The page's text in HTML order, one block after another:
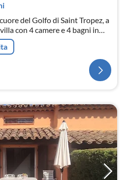
del Golfo di Saint Tropez, a
con 4 camere e 4 bagni in
con piscina privata.